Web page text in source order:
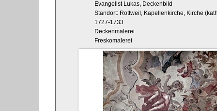
Evangelist Lukas, Deckenbild
Standort: Rottweil, Kapellenkirche, Kirche
1727-1733
Deckenmalerei
Freskomalerei